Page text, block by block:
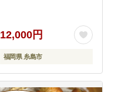
12,000円
福岡県 糸島市